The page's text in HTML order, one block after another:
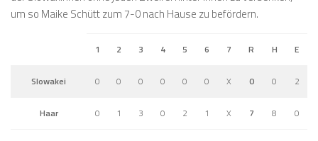
um so Maike Schütt zum 7-0 nach Hause zu befördern.
1 2 3 4 5 6 7 R H E
Slowakei 0 0 0 0 0 0 X 0 0 2
Haar 0 1 3 0 2 1 X 7 8 0